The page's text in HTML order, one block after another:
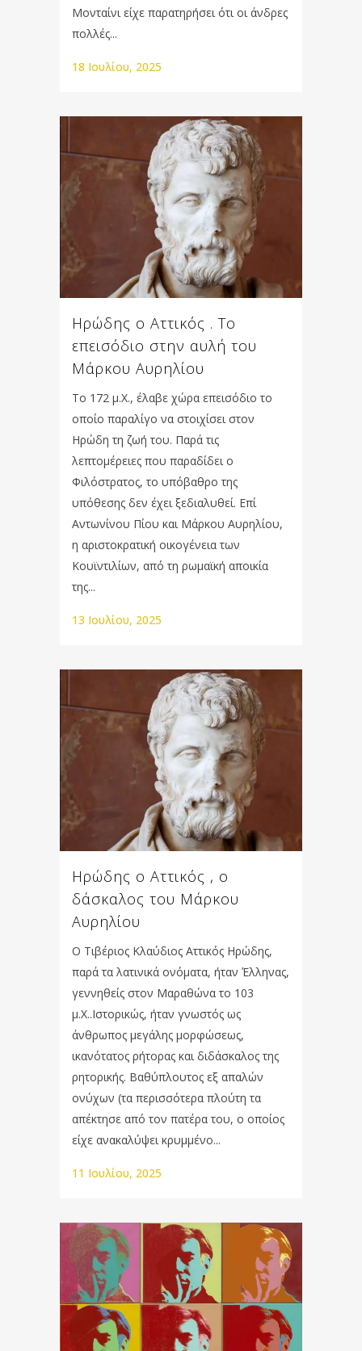
Μονταίνι είχε παρατηρήσει ότι οι άνδρες
πολλές...
18 Ιουλίου, 2025
Ηρώδης ο Αττικός . Το
επεισόδιο στην αυλή του
Μάρκου Αυρηλίου
Το 172 μ.Χ., έλαβε χώρα επεισόδιο το
οποίο παραλίγο να στοιχίσει στον
Ηρώδη τη ζωή του. Παρά τις
λεπτομέρειες που παραδίδει ο
Φιλόστρατος, το υπόβαθρο της
υπόθεσης δεν έχει ξεδιαλυθεί. Επί
Αντωνίνου Πίου και Μάρκου Αυρηλίου,
η αριστοκρατική οικογένεια των
Κουϊντιλίων, από τη ρωμαϊκή αποικία
της...
13 Ιουλίου, 2025
Ηρώδης ο Αττικός , ο
δάσκαλος του Μάρκου
Αυρηλίου
Ο Τιβέριος Κλαύδιος Αττικός Ηρώδης,
παρά τα λατινικά ονόματα, ήταν Έλληνας,
γεννηθείς στον Μαραθώνα το 103
μ.Χ..Ιστορικώς, ήταν γνωστός ως
άνθρωπος μεγάλης μορφώσεως,
ικανότατος ρήτορας και διδάσκαλος της
ρητορικής. Βαθύπλουτος εξ απαλών
ονύχων (τα περισσότερα πλούτη τα
απέκτησε από τον πατέρα του, ο οποίος
είχε ανακαλύψει κρυμμένο...
11 Ιουλίου, 2025